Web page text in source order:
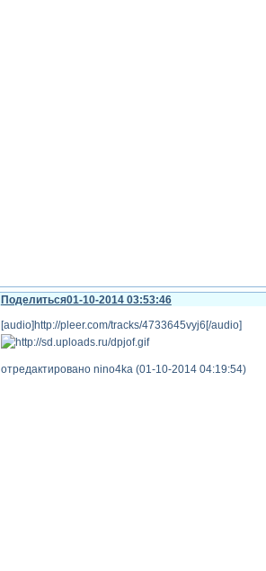
Поделиться01-10-2014 03:53:46
[audio]http://pleer.com/tracks/4733645vyj6[/audio]
отредактировано nino4ka (01-10-2014 04:19:54)